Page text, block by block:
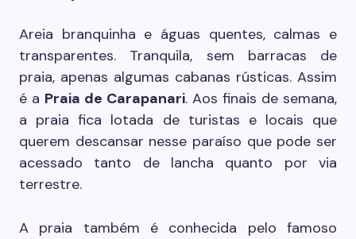
Areia branquinha e águas quentes, calmas e
transparentes. Tranquila, sem barracas de
praia, apenas algumas cabanas rústicas. Assim
é a Praia de Carapanari. Aos finais de semana,
a praia fica lotada de turistas e locais que
querem descansar nesse paraíso que pode ser
acessado tanto de lancha quanto por via
terrestre.
A praia também é conhecida pelo famoso